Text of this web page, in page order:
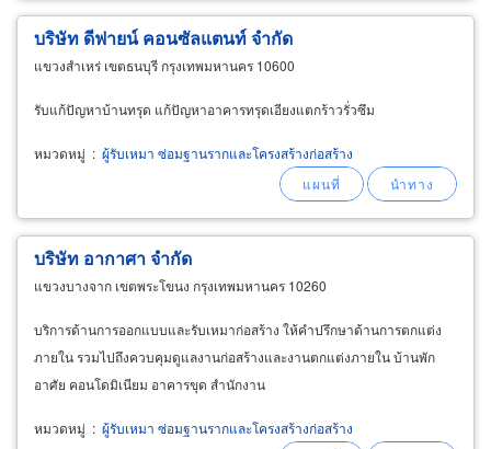
บริษัท ดีฟายน์ คอนซัลแตนท์ จำกัด
แขวงสำเหร่ เขตธนบุรี กรุงเทพมหานคร 10600
รับแก้ปัญหาบ้านทรุด แก้ปัญหาอาคารทรุดเอียงแตกร้าวรั่วซึม
หมวดหมู่ : ผู้รับเหมา ซ่อมฐานรากและโครงสร้างก่อสร้าง
บริษัท อากาศา จำกัด
แขวงบางจาก เขตพระโขนง กรุงเทพมหานคร 10260
บริการด้านการออกแบบและรับเหมาก่อสร้าง ให้คำปรึกษาด้านการตกแต่ง
ภายใน รวมไปถึงควบคุมดูแลงานก่อสร้างและงานตกแต่งภายใน บ้านพัก
อาศัย คอนโดมิเนียม อาคารขุด สำนักงาน
หมวดหมู่ : ผู้รับเหมา ซ่อมฐานรากและโครงสร้างก่อสร้าง